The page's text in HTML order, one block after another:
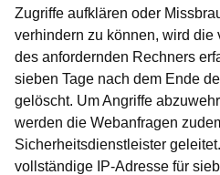
Zugriffe aufklären oder
verhindern zu können, wird die
des anfordernden Rechners
sieben Tage nach dem Ende
gelöscht. Um Angriffe
werden die Webanfragen
Sicherheitsdienstleister
vollständige IP-Adresse für